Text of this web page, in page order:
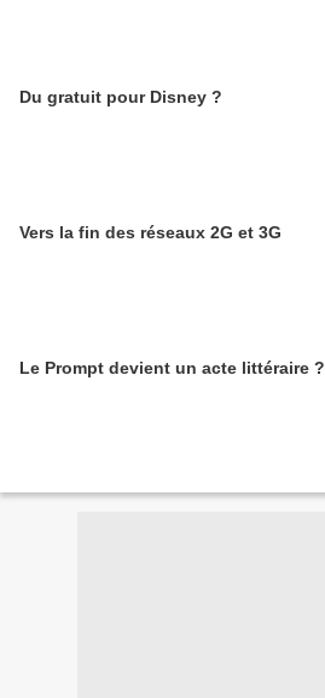
Du gratuit pour Disney ?
Vers la fin des réseaux 2G et 3G
Le Prompt devient un acte littéraire ?